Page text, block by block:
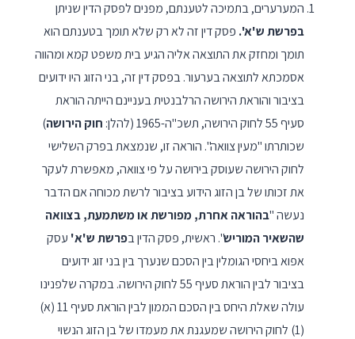
המערערים, בתמיכה לטענתם, מפנים לפסק הדין שניתן
בפרשת ש'א'. פסק דין זה לא רק שלא תומך בטענתם הוא
תומך ומחזק את התוצאה אליה הגיע בית משפט קמא ומהווה
אסמכתא לתוצאה בערעור. בפסק דין זה, בני הזוג היו ידועים
בציבור והוראת הירושה הרלבנטית בעניינם הייתה הוראת
סעיף 55 לחוק הירושה, תשכ"ה-1965 (להלן:
חוק הירושה)
שכותרתו "מעין צוואה". הוראה זו, שנמצאת בפרק השלישי
לחוק הירושה שעוסק בירושה על פי צוואה, מאפשרת לעקר
את זכותו של בן הזוג הידוע בציבור לרשת מכוחה אם הדבר
נעשה "בהוראה אחרת, מפורשת או משתמעת, בצוואה
שהשאיר המוריש". ראשית, פסק הדין בפרשת ש'א' עסק
אפוא ביחסי הגומלין בין הסכם שנערך בין בני זוג ידועים
בציבור לבין הוראת סעיף 55 לחוק הירושה. במקרה שלפנינו
עולה שאלת היחס בין הסכם הממון לבין הוראת סעיף 11 (א)
(1) לחוק הירושה שמעגנת את מעמדו של בן הזוג הנשוי